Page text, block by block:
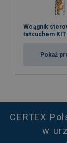
Wciągnik
łańcuchem
Pokaż
CERTEX
w